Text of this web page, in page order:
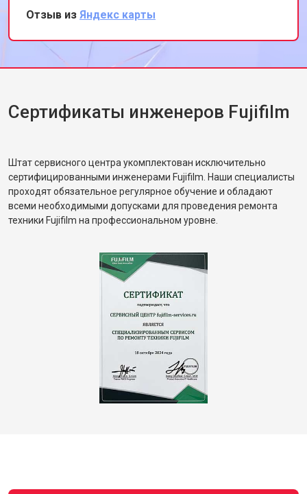
этот сервис всем, кто ценит
профессионализм и качество.
Отзыв из Яндекс карты
Сертификаты инженеров Fujifilm
Штат сервисного центра укомплектован исключительно
сертифицированными инженерами Fujifilm. Наши специалисты
проходят обязательное регулярное обучение и обладают
всеми необходимыми допусками для проведения ремонта
техники Fujifilm на профессиональном уровне.